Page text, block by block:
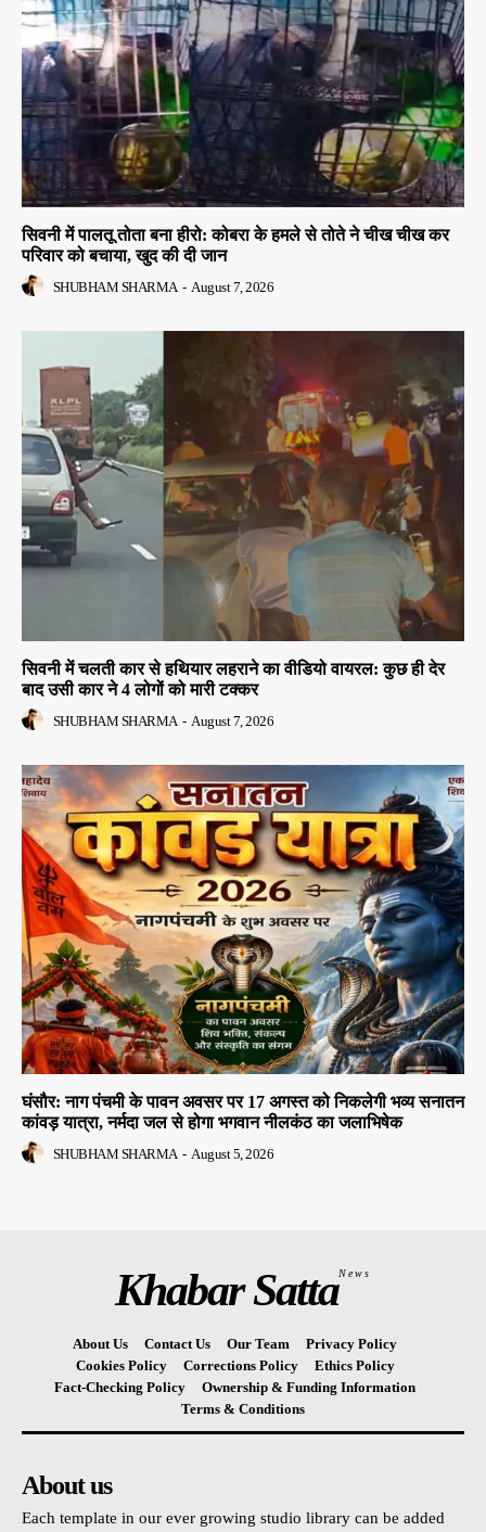
सिवनी में पालतू तोता बना हीरो: कोबरा के हमले से तोते ने चीख चीख कर
परिवार को बचाया, खुद की दी जान
SHUBHAM SHARMA - August 7, 2026
सिवनी में चलती कार से हथियार लहराने का वीडियो वायरल: कुछ ही देर
बाद उसी कार ने 4 लोगों को मारी टक्कर
SHUBHAM SHARMA - August 7, 2026
घंसौर: नाग पंचमी के पावन अवसर पर 17 अगस्त को निकलेगी भव्य सनातन
कांवड़ यात्रा, नर्मदा जल से होगा भगवान नीलकंठ का जलाभिषेक
SHUBHAM SHARMA - August 5, 2026
Khabar SattaNews
About Us Contact Us Our Team
Privacy Policy
Cookies Policy
Corrections Policy
Ethics Policy
Fact-Checking Policy
Ownership & Funding Information
Terms & Conditions
About us
Each template in our ever growing studio library can be added